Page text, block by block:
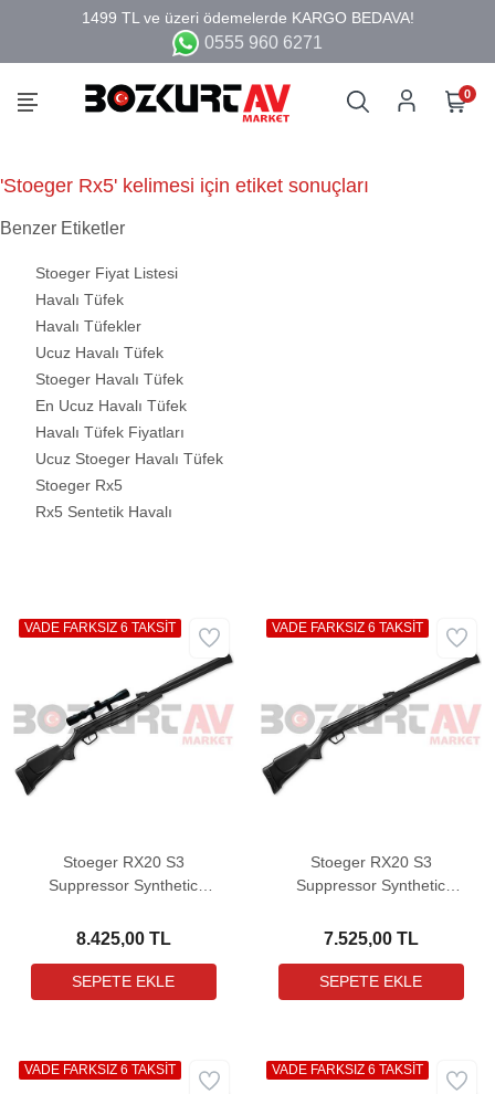
0555 960 6271
0
'Stoeger Rx5' kelimesi için etiket sonuçları
Benzer Etiketler
Stoeger Fiyat Listesi
Havalı Tüfek
Havalı Tüfekler
Ucuz Havalı Tüfek
Stoeger Havalı Tüfek
En Ucuz Havalı Tüfek
Havalı Tüfek Fiyatları
Ucuz Stoeger Havalı Tüfek
Stoeger Rx5
Rx5 Sentetik Havalı
Stoeger RX20 S3
Suppressor Synthetic
9X32 Dürbün ile birlikte)
8.425,00 TL
VADE FARKSIZ 6 TAKSİT
Stoeger RX20 S3
Suppressor Synthetic
7.525,00 TL
VADE FARKSIZ 6 TAKSİT
VADE FARKSIZ 6 TAKSİT VADE FARKSIZ 6 TAKSİT